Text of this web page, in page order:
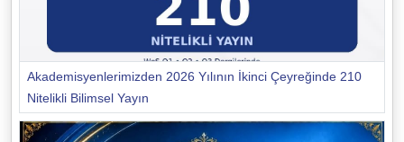
Akademisyenlerimizden 2026 Yılının İkinci Çeyreğinde 210
Nitelikli Bilimsel Yayın